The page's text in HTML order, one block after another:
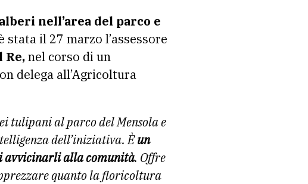
nell’area del parco e
il 27 marzo l’assessore
Re,nel corso di un
delega all’Agricoltura
tulipani al parco del Mensola e
dell’iniziativa. Èun
avvicinarli alla comunità. Offre
quanto la floricoltura